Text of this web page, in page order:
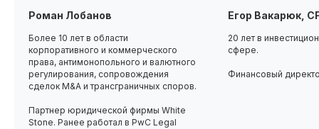
Роман Лобанов
Более 10 лет в области
корпоративного и коммерческого
права, антимонопольного и валютного
регулирования, сопровождения
сделок M&A и трансграничных споров.
Партнер юридической фирмы White
Stone. Ранее работал в PwC Legal
Егор Вакарюк,
20 лет в
сфере.
Финансовый